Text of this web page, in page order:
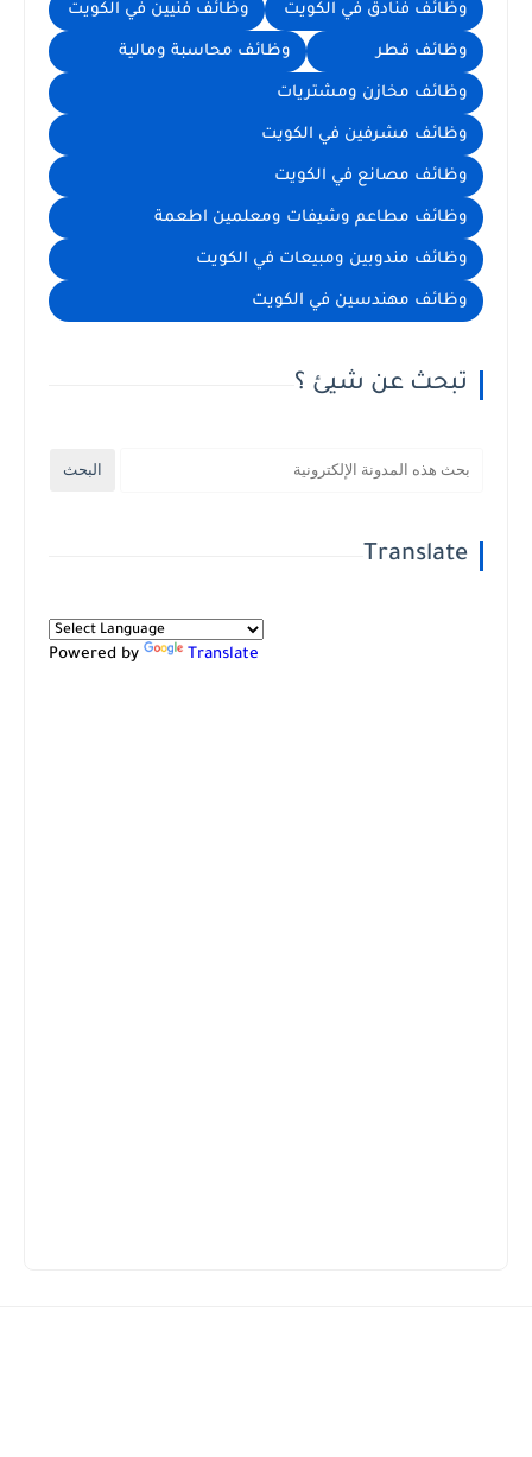
وظائف فنادق في الكويت وظائف فنيين في الكويت
وظائف قطر وظائف محاسبة ومالية
وظائف مخازن ومشتريات
وظائف مشرفين في الكويت
وظائف مصانع في الكويت
وظائف مطاعم وشيفات ومعلمين اطعمة
وظائف مندوبين ومبيعات في الكويت
وظائف مهندسين في الكويت
تبحث عن شيئ ؟
Translate
Powered by Translate